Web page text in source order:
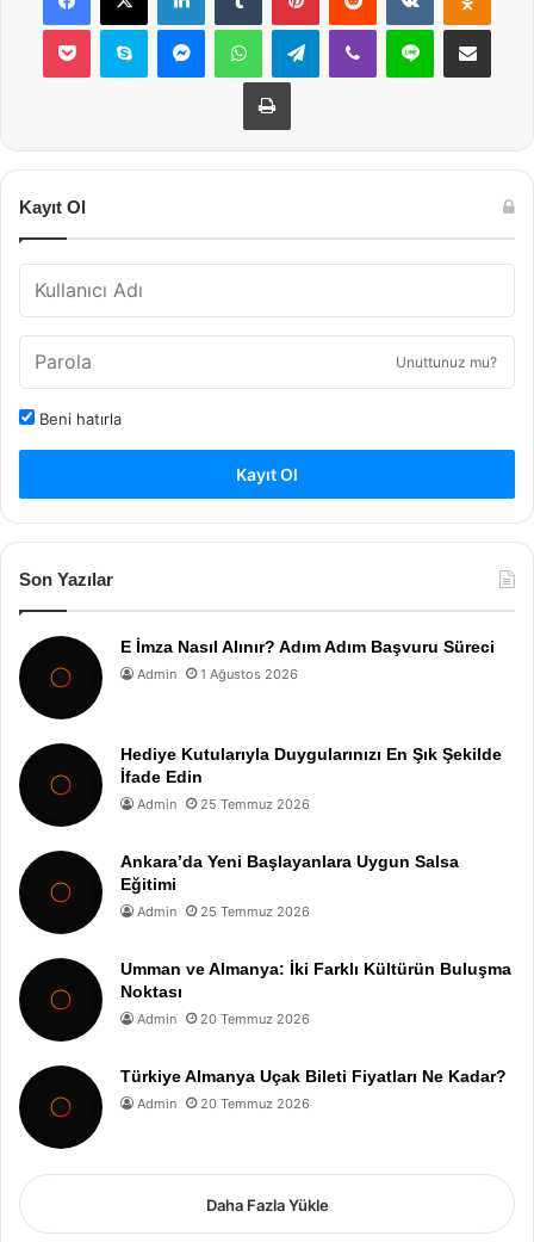
Pocket Skype MessengerWhatsAppTelegramViber Line E-Posta ile
Yazdır
Kayıt Ol
Unuttunuz mu?
Beni hatırla
Kayıt Ol
Son Yazılar
E İmza Nasıl Alınır? Adım Adım Başvuru Süreci
Admin 1 Ağustos 2026
Hediye Kutularıyla Duygularınızı En Şık Şekilde
İfade Edin
Admin 25 Temmuz 2026
Ankara’da Yeni Başlayanlara Uygun Salsa
Eğitimi
Admin 25 Temmuz 2026
Umman ve Almanya: İki Farklı Kültürün Buluşma
Noktası
Admin 20 Temmuz 2026
Türkiye Almanya Uçak Bileti Fiyatları Ne Kadar?
Admin 20 Temmuz 2026
Daha Fazla Yükle